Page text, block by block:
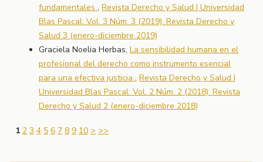
fundamentales , Revista Derecho y Salud | Universidad
Blas Pascal: Vol. 3 Núm. 3 (2019): Revista Derecho y
Salud 3 (enero-diciembre 2019)
Graciela Noelia Herbas, La sensibilidad humana en el
profesional del derecho como instrumento esencial
para una efectiva justicia , Revista Derecho y Salud |
Universidad Blas Pascal: Vol. 2 Núm. 2 (2018): Revista
Derecho y Salud 2 (enero-diciembre 2018)
1 2 3 4 5 6 7 8 9 10 > >>